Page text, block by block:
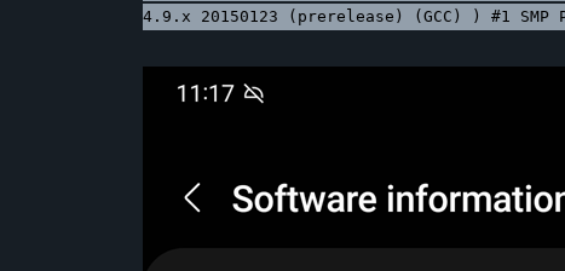
4.9.x 20150123 (prerelease) (GCC) ) #1 SMP